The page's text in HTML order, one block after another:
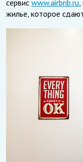
сервис www.airbnb.ru
жилье, которое